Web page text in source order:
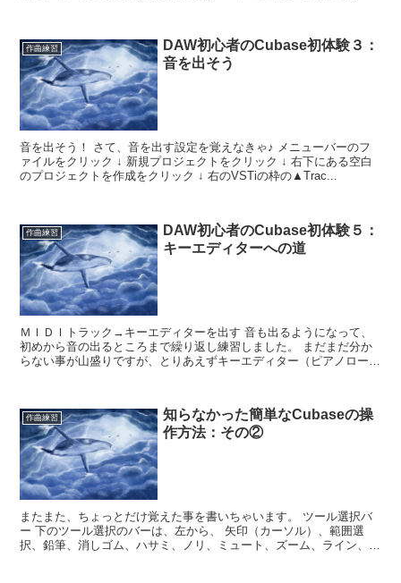
作曲練習
DAW初心者のCubase初体験３：
音を出そう
音を出そう！ さて、音を出す設定を覚えなきゃ♪ メニューバーのフ
ァイルをクリック ↓ 新規プロジェクトをクリック ↓ 右下にある空白
のプロジェクトを作成をクリック ↓ 右のVSTiの枠の▲Trac...
作曲練習
DAW初心者のCubase初体験５：
キーエディターへの道
ＭＩＤＩトラック→キーエディターを出す 音も出るようになって、
初めから音の出るところまで繰り返し練習しました。 まだまだ分か
らない事が山盛りですが、とりあえずキーエディター（ピアノロー
作曲練習
知らなかった簡単なCubaseの操
作方法：その②
またまた、ちょっとだけ覚えた事を書いちゃいます。 ツール選択バ
ー 下のツール選択のバーは、左から、 矢印（カーソル）、範囲選
択、鉛筆、消しゴム、ハサミ、ノリ、ミュート、ズーム、ライン、再